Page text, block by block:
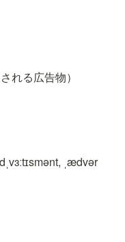
れる広告物）
ˌædvər